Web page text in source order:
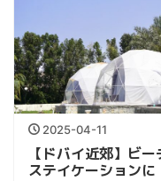
2025-04-11
【ドバイ近郊】ビ
ステイケーション